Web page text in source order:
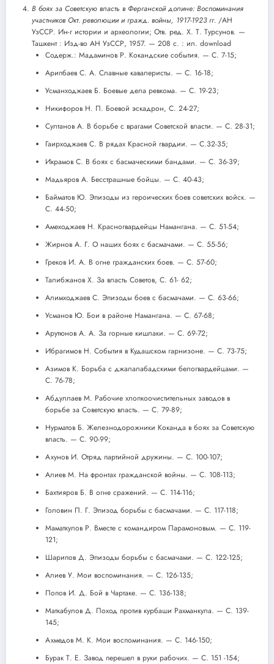
В боях за Советскую власть в Ферганской долине: Воспоминания
участников Окт. революции и гражд. войны, 1917-1923 гг. /АН
УзССР. Ин-г истории и археологии; Отв. ред. X. Т. Турсунов. —
Ташкент : Изд-во АН УзССР, 1957. — 208 с. : ил. download
Содерж.: Мадаминов Р. Кокандские события. — С. 7-15;
Арипбаев С. А. Славные кавалеристы. — С. 16-18;
Усманходжаев Б. Боевые дела ревкома. — С. 19-23;
Никифоров Н. П. Боевой эскадрон, С. 24-27;
Султанов А. В борьбе с врагами Советской власти. — С. 28-31;
Гаирходжаев С. В рядах Красной гвардии. — C.32-35;
Икрамов С. В боях с басмаческими бандами. — С. 36-39;
Мадьяров А. Бесстрашные бойцы. — С. 40-43;
Байматов Ю. Эпизоды из героических боев советских войск. —
С. 44-50;
Амеходжаев Н. Красногвардейцы Намангана. — С. 51-54;
Жирнов А. Г. О наших боях с басмачами. — С. 55-56;
Греков И. А. В огне гражданских боев. — С. 57-60;
Талибжанов X. За власть Советов, С. 61- 62;
Алимходжаев С. Эпизоды боев с басмачами. — С. 63-66;
Усманов Ю. Бои в районе Намангана. — С. 67-68;
Арутюнов А. А. За горные кишлаки. — С. 69-72;
Ибрагимов Н. События в Кудашском гарнизоне. — С. 73-75;
Азимов К. Борьба с джалалабадскими белогвардейцами. —
С. 76-78;
Абдуллаев М. Рабочие хлопкоочистительных заводов в
борьбе за Советскую власть. — С. 79-89;
Нурматов Б. Железнодорожники Коканда в боях за Советскую
власть. — С. 90-99;
Ахунов И. Отряд партийной дружины. — С. 100-107;
Алиев М. На фронтах гражданской войны. — С. 108-113;
Бахтияров Б. В огне сражений. — С. 114-116;
Головин П. Г. Эпизод борьбы с басмачами. — С. 117-118;
Маматкулов Р. Вместе с командиром Парамоновым. — С. 119-
121;
Шарипов Д. Эпизоды борьбы с басмачами. — С. 122-125;
Алиев У. Мои воспоминания. — С. 126-135;
Попов И. Д. Бой в Чартаке. — С. 136-138;
Маткабулов Д. Поход против курбаши Рахманкула. — С. 139-
145;
Ахмедов М. К. Мои воспоминания. — С. 146-150;
Бурак Т. Е. Завод перешел в руки рабочих. — С. 151 -154;